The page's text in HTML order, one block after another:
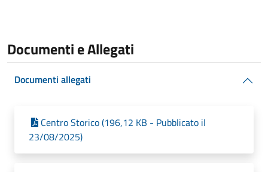
Documenti e Allegati
Documenti allegati
Centro Storico (196,12 KB - Pubblicato il
23/08/2025)